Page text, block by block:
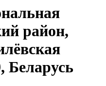
район,
Беларусь